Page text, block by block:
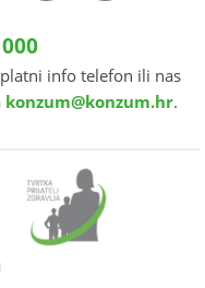
info telefon ili nas
konzum@konzum.hr.